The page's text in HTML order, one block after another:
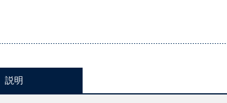
説明